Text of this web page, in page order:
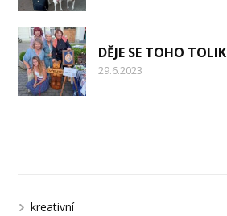
DĚJE SE TOHO TOLIK
29.6.2023
kreativní